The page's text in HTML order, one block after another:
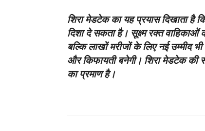
शिरा मेडटेक का यह प्रयास दिखाता है
दिशा दे सकता है। सूक्ष्म रक्त
बल्कि लाखों मरीजों के लिए नई उम्मीद
और किफायती बनेगी। शिरा मेडटेक की
का प्रमाण है।